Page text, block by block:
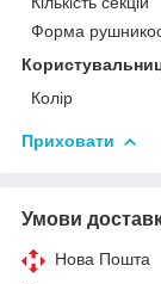
Форма
Колір
Приховати
Умови
Нова Пошта